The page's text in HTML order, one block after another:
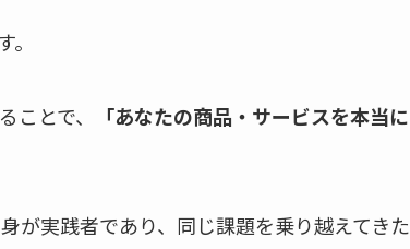
とで、
「あなたの商品・サービスを本当に
が実践者であり、同じ課題を乗り越えてきた